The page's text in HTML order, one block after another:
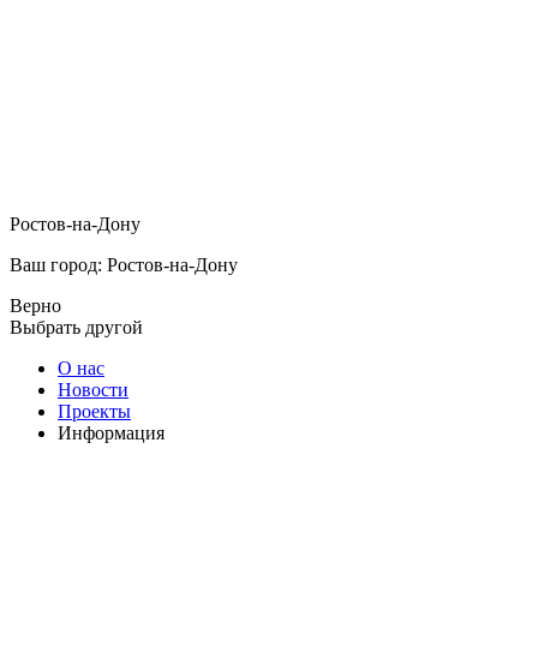
Ростов-на-Дону
Ваш город: Ростов-на-Дону
Верно
Выбрать другой
О нас
Новости
Проекты
Информация